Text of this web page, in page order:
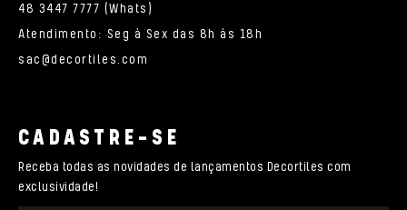
48 3447 7777 (Whats)
Atendimento: Seg à Sex das 8h às 18h
sac@decortiles.com
CADASTRE-SE
Receba todas as novidades de lançamentos Decortiles com
exclusividade!